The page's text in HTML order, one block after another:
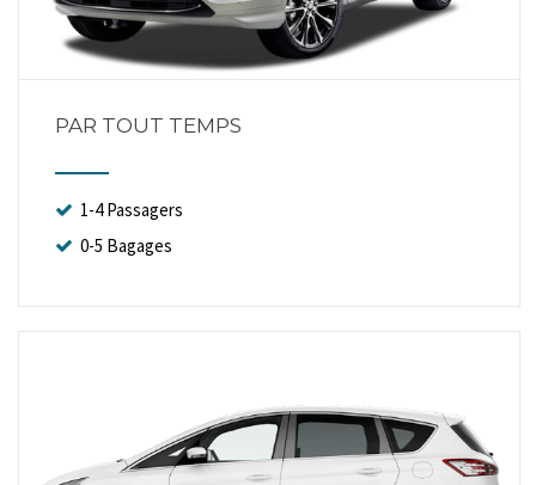
PAR TOUT TEMPS
1-4 Passagers
0-5 Bagages